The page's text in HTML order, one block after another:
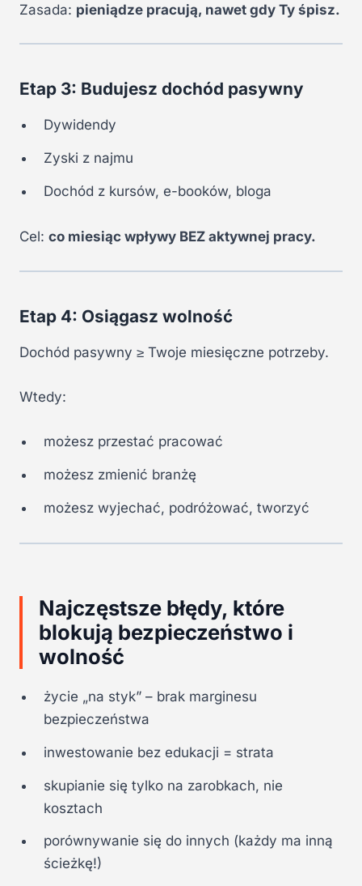
Zasada: pieniądze pracują, nawet gdy Ty śpisz.
Etap 3: Budujesz dochód pasywny
Dywidendy
Zyski z najmu
Dochód z kursów, e-booków, bloga
Cel: co miesiąc wpływy BEZ aktywnej pracy.
Etap 4: Osiągasz wolność
Dochód pasywny ≥ Twoje miesięczne potrzeby.
Wtedy:
możesz przestać pracować
możesz zmienić branżę
możesz wyjechać, podróżować, tworzyć
Najczęstsze błędy, które
blokują bezpieczeństwo i
wolność
życie „na styk” – brak marginesu
bezpieczeństwa
inwestowanie bez edukacji = strata
skupianie się tylko na zarobkach, nie
kosztach
porównywanie się do innych (każdy ma inną
ścieżkę!)